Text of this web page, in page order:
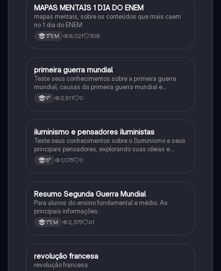
Português
MAPAS MENTAIS 1 DIA DO ENEM
mapas mentais, sobre os conteúdos que mais caem
no 1 dia do ENEM
3°EM 8,021 308
História
primeira guerra mundial
Teste seus conhecimentos sobre a primeira guerra
mundial, causas da primeira guerra mundial e
consequências da Primeira Guerra Mundial, fases da
primeira guerra mundial
9° 2,811 0
História
iluminismo e pensadores iluministas
Teste seus conhecimentos sobre o Iluminismo e seus
principais pensadores, explorando suas ideias e
impacto histórico.
8° 1,075 0
História
Resumo Segunda Guerra Mundial
Para alunos do ensino fundamental e médio. As
principais informações.
1°EM 2,375 61
História
revolução francesa
revolução francesa